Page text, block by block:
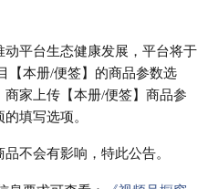
平台生态健康发展，平台将于
【本册/便签】的商品参数选
家上传【本册/便签】商品参
填写选项。
不会有影响，特此公告。